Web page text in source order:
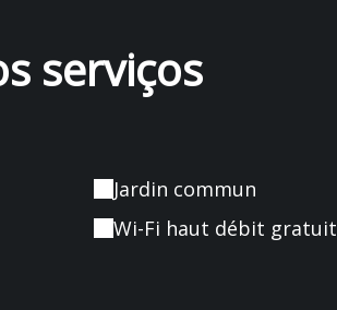
serviços
Jardin commun
Wi-Fi haut débit gratuit